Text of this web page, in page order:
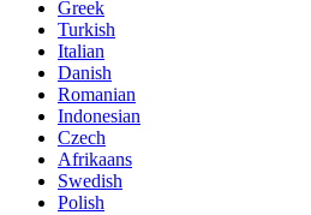
Greek
Turkish
Italian
Danish
Romanian
Indonesian
Czech
Afrikaans
Swedish
Polish